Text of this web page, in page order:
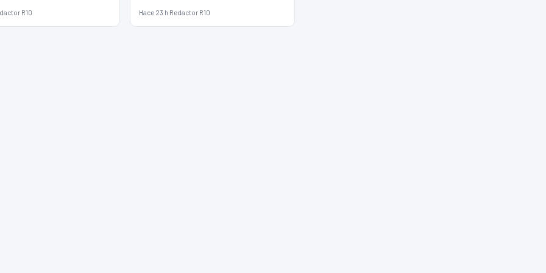
R10 Hace 23 h·Redactor R10